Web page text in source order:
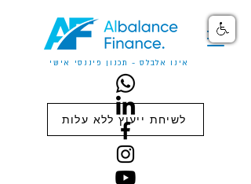
אינו אלבלס - תכנון פיננסי אישי
לשיחת ייעוץ ללא עלות